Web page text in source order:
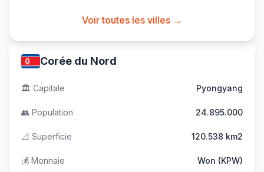
Voir toutes les villes →
Corée du Nord
🏛️ Capitale Pyongyang
👥 Population 24.895.000
📐 Superficie 120.538 km2
💰 Monnaie Won (KPW)